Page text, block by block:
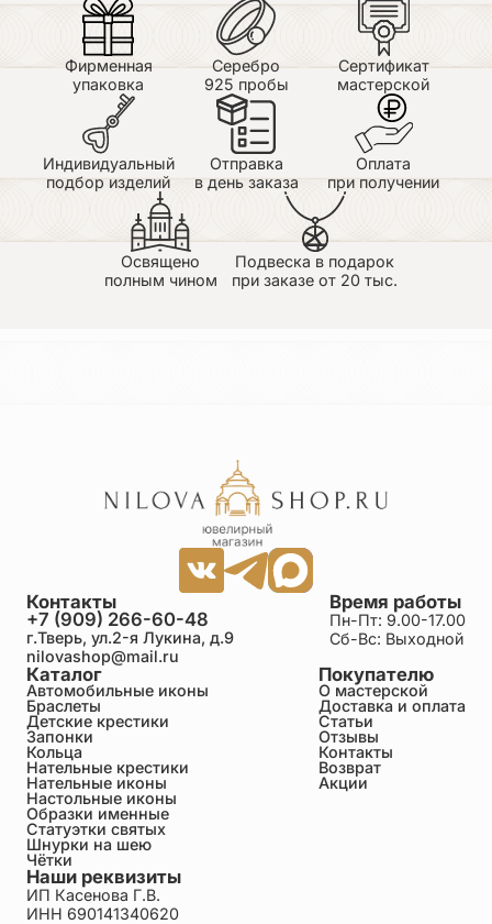
Фирменная
упаковка
Серебро
925 пробы
Сертификат
мастерской
Индивидуальный
подбор изделий
Отправка
в день заказа
Оплата
при получении
Освящено
полным чином
Подвеска в подарок
при заказе от 20 тыс.
Каталог
Автомобильные иконы
Браслеты
Детские крестики
Запонки
Кольца
Нательные крестики
Нательные иконы
Настольные иконы
Образки именные
Статуэтки святых
Шнурки на шею
Чётки
Покупателю
О мастерской
Доставка и оплата
Статьи
Отзывы
Контакты
Возврат
Акции
Время работы
Пн-Пт: 9.00-17.00
Сб-Вс: Выходной
Контакты
+7 (909) 266-60-48
г.Тверь, ул.2-я Лукина, д.9
nilovashop@mail.ru
Наши реквизиты
ИП Касенова Г.В.
ИНН 690141340620